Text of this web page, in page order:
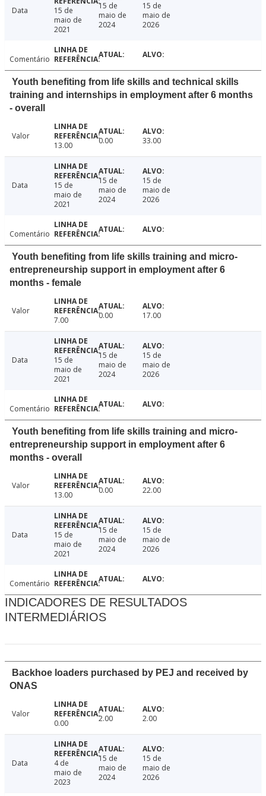
Data
15 de
maio de
2021
15 de
maio de
2024
15 de
maio de
2026
Comentário
Youth benefiting from life skills and technical skills
training and internships in employment after 6 months
- overall
Valor
13.00
0.00 33.00
Data
15 de
maio de
2021
15 de
maio de
2024
15 de
maio de
2026
Comentário
Youth benefiting from life skills training and micro-
entrepreneurship support in employment after 6
months - female
Valor
7.00
0.00 17.00
Data
15 de
maio de
2021
15 de
maio de
2024
15 de
maio de
2026
Comentário
Youth benefiting from life skills training and micro-
entrepreneurship support in employment after 6
months - overall
Valor
13.00
0.00 22.00
Data
15 de
maio de
2021
15 de
maio de
2024
15 de
maio de
2026
Comentário
INDICADORES DE RESULTADOS
INTERMEDIÁRIOS
Backhoe loaders purchased by PEJ and received by
ONAS
Valor
0.00
2.00 2.00
Data
4 de
maio de
2023
15 de
maio de
2024
15 de
maio de
2026